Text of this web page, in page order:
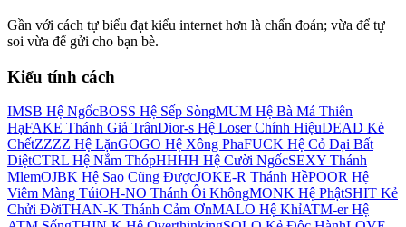
Gần với cách tự biểu đạt kiểu internet hơn là chẩn đoán; vừa để tự
soi vừa để gửi cho bạn bè.
Kiểu tính cách
IMSB Hệ NgốcBOSS Hệ Sếp SòngMUM Hệ Bà Má Thiên
HạFAKE Thánh Giả TrânDior-s Hệ Loser Chính HiệuDEAD Kẻ
ChếtZZZZ Hệ LặnGOGO Hệ Xông PhaFUCK Hệ Cỏ Dại Bất
DiệtCTRL Hệ Nắm ThópHHHH Hệ Cười NgốcSEXY Thánh
MlemOJBK Hệ Sao Cũng ĐượcJOKE-R Thánh HềPOOR Hệ
Viêm Màng TúiOH-NO Thánh Ôi KhôngMONK Hệ PhậtSHIT Kẻ
Chửi ĐờiTHAN-K Thánh Cảm ƠnMALO Hệ KhỉATM-er Hệ